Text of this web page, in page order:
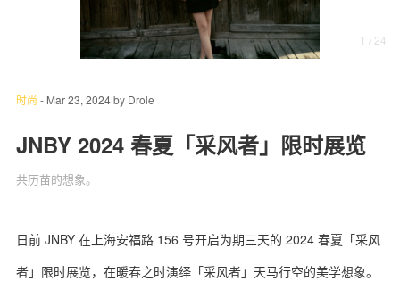
时 尚
球 鞋
科 技
关于我们 联系我们
1 / 24
时尚 - Mar 23, 2024by Drole
JNBY 2024 春夏「采风者」限时展览
共历苗的想象。
日前 JNBY 在上海安福路 156 号开启为期三天的 2024 春夏「采风
者」限时展览，在暖春之时演绎「采风者」天马行空的美学想象。